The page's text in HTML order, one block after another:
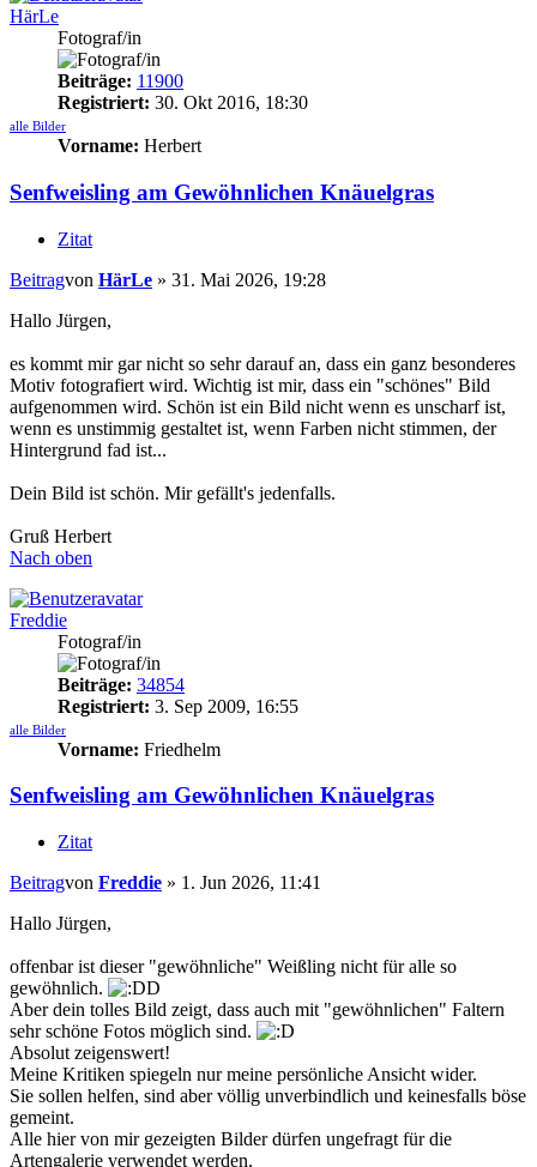
HärLe
Fotograf/in
Beiträge: 11900
Registriert: 30. Okt 2016, 18:30
alle Bilder
Vorname: Herbert
Senfweisling am Gewöhnlichen Knäuelgras
Zitat
Beitragvon HärLe » 31. Mai 2026, 19:28
Hallo Jürgen,
es kommt mir gar nicht so sehr darauf an, dass ein ganz besonderes
Motiv fotografiert wird. Wichtig ist mir, dass ein "schönes" Bild
aufgenommen wird. Schön ist ein Bild nicht wenn es unscharf ist,
wenn es unstimmig gestaltet ist, wenn Farben nicht stimmen, der
Hintergrund fad ist...
Dein Bild ist schön. Mir gefällt's jedenfalls.
Gruß Herbert
Nach oben
Freddie
Fotograf/in
Beiträge: 34854
Registriert: 3. Sep 2009, 16:55
alle Bilder
Vorname: Friedhelm
Senfweisling am Gewöhnlichen Knäuelgras
Zitat
Beitragvon Freddie » 1. Jun 2026, 11:41
Hallo Jürgen,
offenbar ist dieser "gewöhnliche" Weißling nicht für alle so
gewöhnlich.
Aber dein tolles Bild zeigt, dass auch mit "gewöhnlichen" Faltern
sehr schöne Fotos möglich sind.
Absolut zeigenswert!
Meine Kritiken spiegeln nur meine persönliche Ansicht wider.
Sie sollen helfen, sind aber völlig unverbindlich und keinesfalls böse
gemeint.
Alle hier von mir gezeigten Bilder dürfen ungefragt für die
Artengalerie verwendet werden.